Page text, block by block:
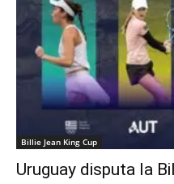
Billie Jean King Cup
Uruguay disputa la